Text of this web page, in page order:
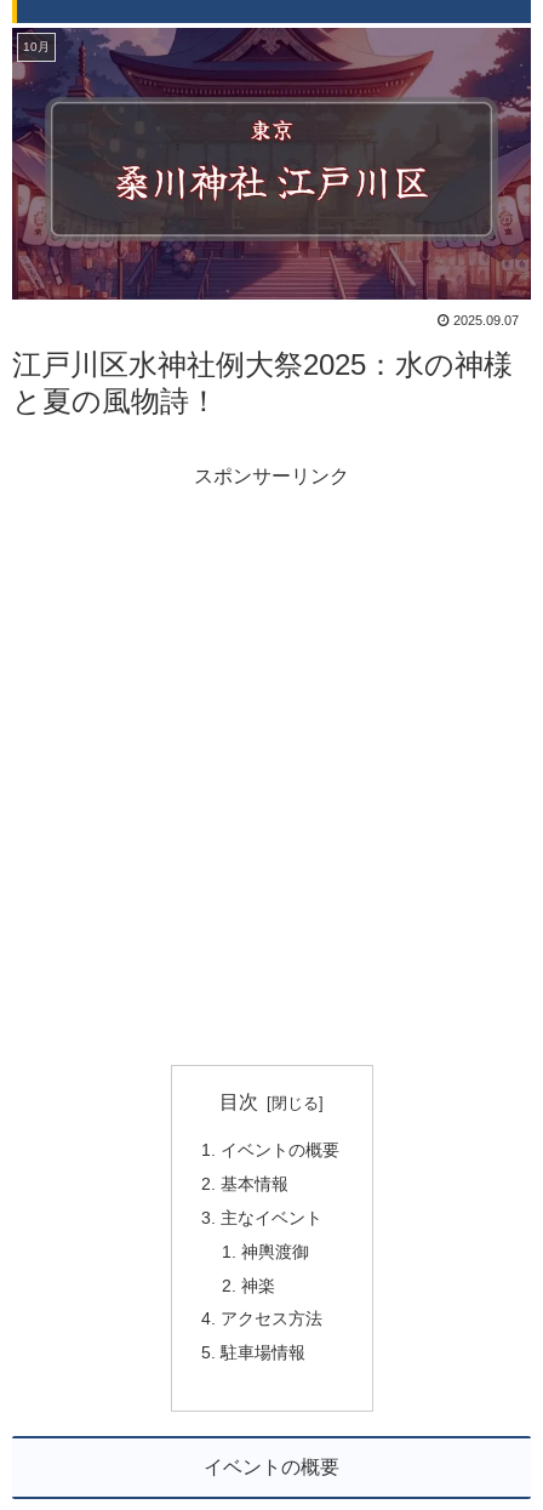
10月
2025.09.07
江戸川区水神社例大祭2025：水の神様
と夏の風物詩！
スポンサーリンク
目次
イベントの概要
基本情報
主なイベント
神輿渡御
神楽
アクセス方法
駐車場情報
イベントの概要